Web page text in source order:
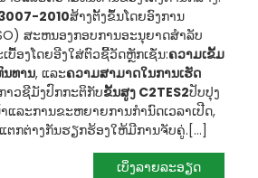
2010ສ້າງຕັ້ງຂຶ້ນໂດຍອົງການ
ສະຫນອງກອບການອະນຸຍາດສໍາລັບ
ບື້ອງໂດຍອີງໃສ່ຕົວຊີ້ວັດຫຼັກເຊັ່ນ:ຄວາມເຂັ້ມ
ທານ, ແລະຄວາມສາມາດໃນການເຮັດ
າວຊີມັງປົກກະຕິກັບຂັ້ນສູງ C2TES2ປັບປຸງ
ແລະການຂະຫຍາຍການກໍານົດເວລາເປີດ,
ຕກຕ່າງກັນຮຽກຮ້ອງໃຫ້ມີການຈັບຄູ່. […]
ເບິ່ງລາຍລະອຽດ